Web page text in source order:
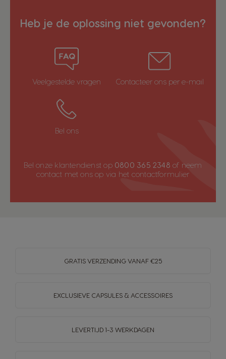
Heb je de oplossing niet gevonden?
Veelgestelde vragen Contacteer ons per e-mail
Bel ons
Bel onze klantendienst op 0800 365 2348 of neem
contact met ons op via het contactformulier
GRATIS VERZENDING VANAF €25
EXCLUSIEVE CAPSULES & ACCESSOIRES
LEVERTIJD 1-3 WERKDAGEN